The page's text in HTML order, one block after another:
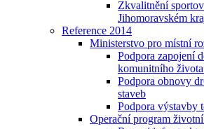
Zkvalitnění
Jihomoravském
Reference 2014
Ministerstvo pro místní
Podpora zapojení
komunitního
Podpora obnovy
staveb
Podpora výstavby
Operační program